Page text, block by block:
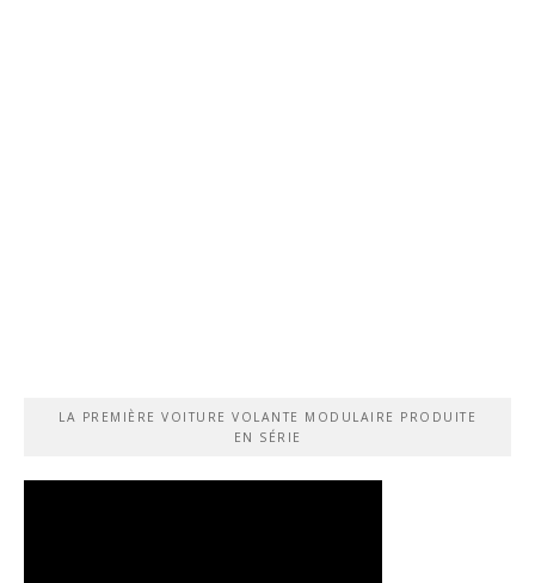
LA PREMIÈRE VOITURE VOLANTE MODULAIRE PRODUITE
EN SÉRIE